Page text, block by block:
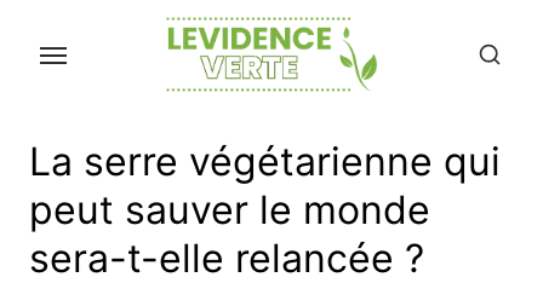
La serre végétarienne qui
peut sauver le monde
sera-t-elle relancée ?